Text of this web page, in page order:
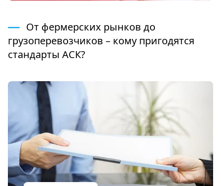
От фермерских рынков до
грузоперевозчиков – кому пригодятся
стандарты АСК?